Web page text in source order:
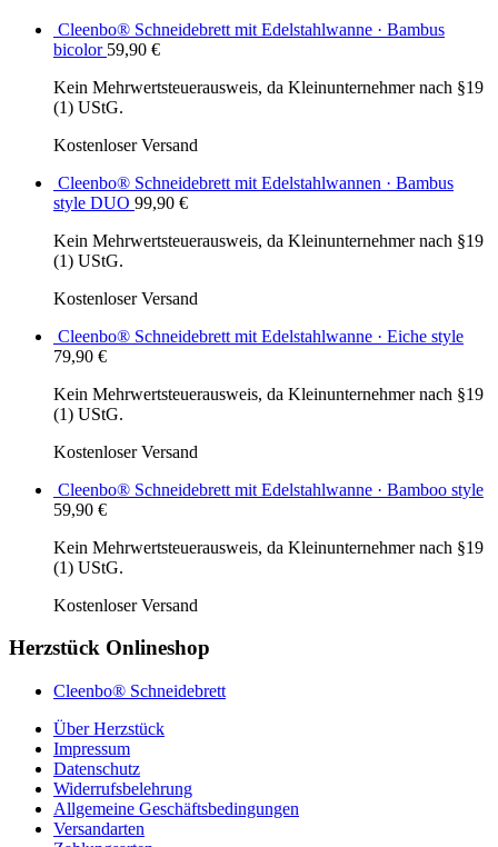
Cleenbo® Schneidebrett mit Edelstahlwanne · Bambus
bicolor 59,90 €
Kein Mehrwertsteuerausweis, da Kleinunternehmer nach §19
(1) UStG.
Kostenloser Versand
Cleenbo® Schneidebrett mit Edelstahlwannen · Bambus
style DUO 99,90 €
Kein Mehrwertsteuerausweis, da Kleinunternehmer nach §19
(1) UStG.
Kostenloser Versand
Cleenbo® Schneidebrett mit Edelstahlwanne · Eiche style
79,90 €
Kein Mehrwertsteuerausweis, da Kleinunternehmer nach §19
(1) UStG.
Kostenloser Versand
Cleenbo® Schneidebrett mit Edelstahlwanne · Bamboo style
59,90 €
Kein Mehrwertsteuerausweis, da Kleinunternehmer nach §19
(1) UStG.
Kostenloser Versand
Herzstück Onlineshop
Cleenbo® Schneidebrett
Über Herzstück
Impressum
Datenschutz
Widerrufsbelehrung
Allgemeine Geschäftsbedingungen
Versandarten